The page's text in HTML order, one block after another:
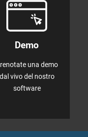
Demo
una demo
dal vivo del nostro
software